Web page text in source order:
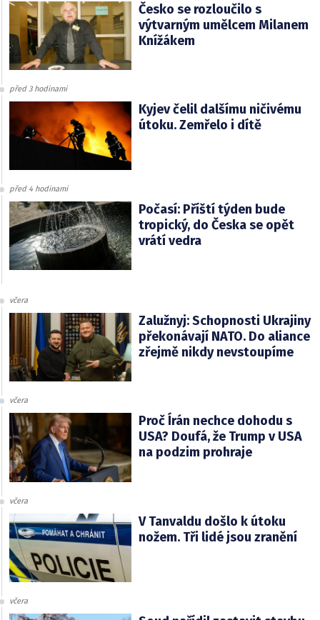
Česko se rozloučilo s
výtvarným umělcem Milanem
Knížákem
před 3 hodinami
Kyjev čelil dalšímu ničivému
útoku. Zemřelo i dítě
před 4 hodinami
Počasí: Příští týden bude
tropický, do Česka se opět
vrátí vedra
včera
Zalužnyj: Schopnosti Ukrajiny
překonávají NATO. Do aliance
zřejmě nikdy nevstoupíme
včera
Proč Írán nechce dohodu s
USA? Doufá, že Trump v USA
na podzim prohraje
včera
V Tanvaldu došlo k útoku
nožem. Tři lidé jsou zranění
včera